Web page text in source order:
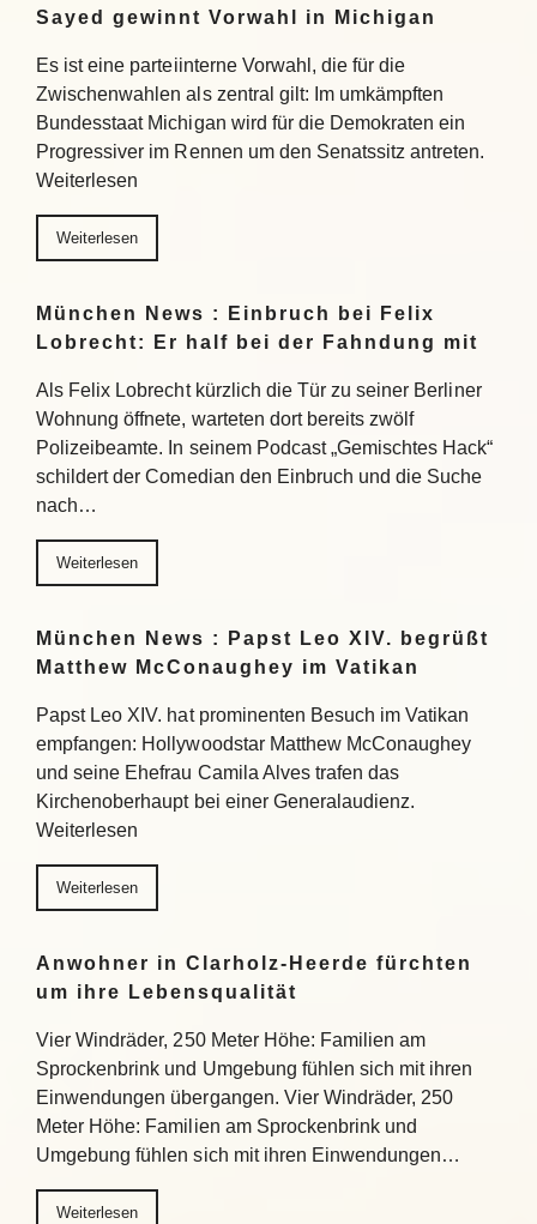
Sayed gewinnt Vorwahl in Michigan
Es ist eine parteiinterne Vorwahl, die für die
Zwischenwahlen als zentral gilt: Im umkämpften
Bundesstaat Michigan wird für die Demokraten ein
Progressiver im Rennen um den Senatssitz antreten.
Weiterlesen
Weiterlesen
München News : Einbruch bei Felix
Lobrecht: Er half bei der Fahndung mit
Als Felix Lobrecht kürzlich die Tür zu seiner Berliner
Wohnung öffnete, warteten dort bereits zwölf
Polizeibeamte. In seinem Podcast „Gemischtes Hack“
schildert der Comedian den Einbruch und die Suche
nach…
Weiterlesen
München News : Papst Leo XIV. begrüßt
Matthew McConaughey im Vatikan
Papst Leo XIV. hat prominenten Besuch im Vatikan
empfangen: Hollywoodstar Matthew McConaughey
und seine Ehefrau Camila Alves trafen das
Kirchenoberhaupt bei einer Generalaudienz.
Weiterlesen
Weiterlesen
Anwohner in Clarholz-Heerde fürchten
um ihre Lebensqualität
Vier Windräder, 250 Meter Höhe: Familien am
Sprockenbrink und Umgebung fühlen sich mit ihren
Einwendungen übergangen. Vier Windräder, 250
Meter Höhe: Familien am Sprockenbrink und
Umgebung fühlen sich mit ihren Einwendungen…
Weiterlesen